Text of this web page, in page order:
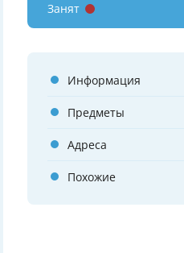
Занят
Информация
Предметы
Адреса
Похожие